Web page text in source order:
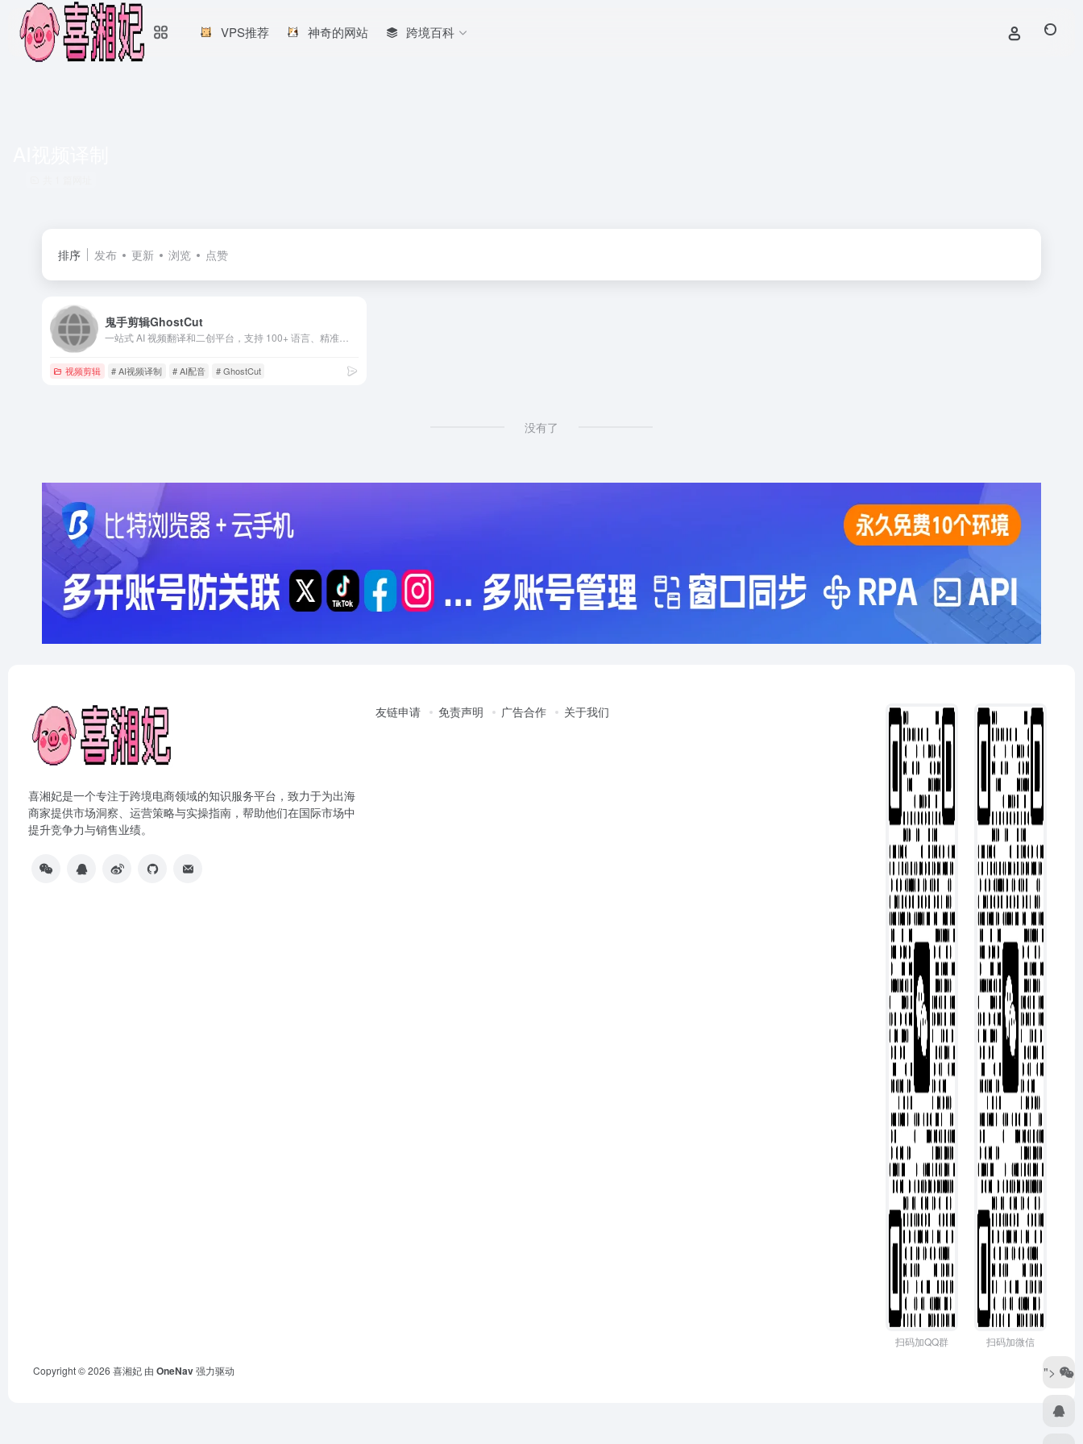
VPS推荐 神奇的网站 跨境百科
排序 发布 更新 浏览 点赞
鬼手剪辑GhostCut
视频剪辑 # AI视频译制 # AI配音 # GhostCut
没有了
喜湘妃是一个专注于跨境电商领域的知识服务平台，致力于为出海
商家提供市场洞察、运营策略与实操指南，帮助他们在国际市场中
提升竞争力与销售业绩。
友链申请 免责声明 广告合作 关于我们
扫码加QQ群 扫码加微信
Copyright © 2026 喜湘妃 由 OneNav强力驱动 ">